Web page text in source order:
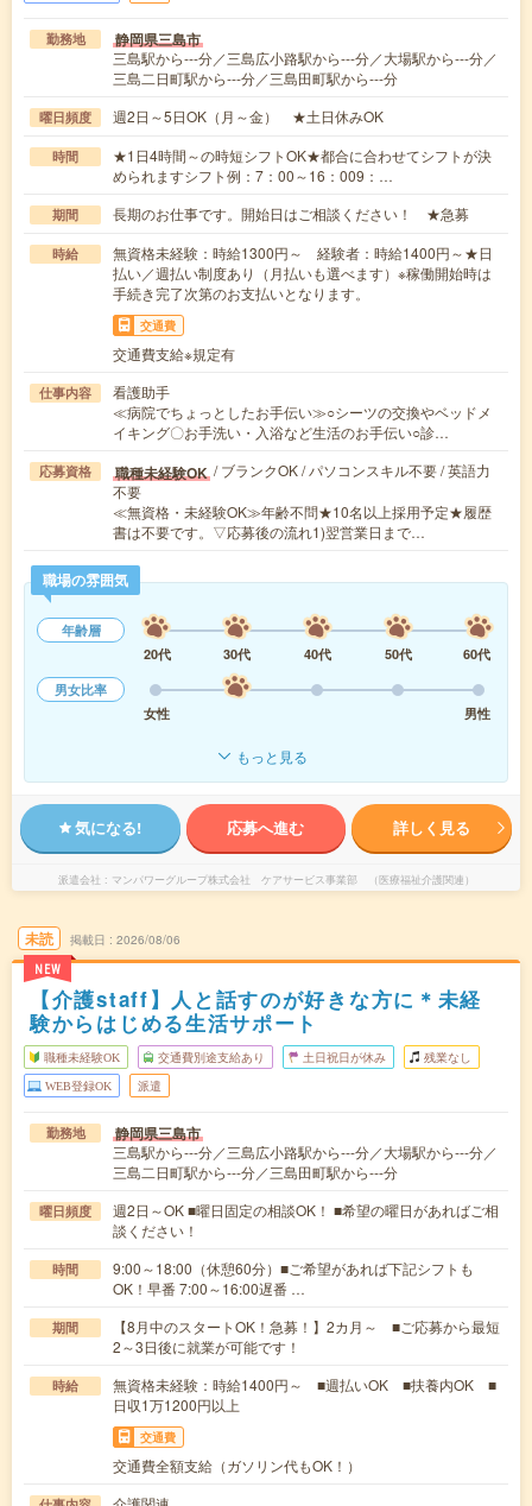
勤務地 静岡県三島市
三島駅から---分／三島広小路駅から---分／大場駅から---分／
三島二日町駅から---分／三島田町駅から---分
曜日頻度 週2日～5日OK（月～金） ★土日休みOK
時間
★1日4時間～の時短シフトOK★都合に合わせてシフトが決
められますシフト例：7：00～16：009：…
期間 長期のお仕事です。開始日はご相談ください！ ★急募
時給
無資格未経験：時給1300円～ 経験者：時給1400円～★日
払い／週払い制度あり（月払いも選べます）※稼働開始時は
手続き完了次第のお支払いとなります。
交通費
交通費支給※規定有
仕事内容
看護助手
≪病院でちょっとしたお手伝い≫○シーツの交換やベッドメ
イキング〇お手洗い・入浴など生活のお手伝い○診…
応募資格 職種未経験OK / ブランクOK / パソコンスキル不要 / 英語力
不要
≪無資格・未経験OK≫年齢不問★10名以上採用予定★履歴
書は不要です。▽応募後の流れ1)翌営業日まで…
職場の雰囲気
年齢層
20代
30代 40代 50代
60代
男女比率
女性
男性
もっと見る
気になる! 応募へ進む 詳しく見る
派遣会社 マンパワーグループ株式会社 ケアサービス事業部 （医療福祉介護関連）
未読
NEW
掲載日 2026/08/06
【介護staff】人と話すのが好きな方に＊未経
験からはじめる生活サポート
職種未経験OK 交通費別途支給あり 土日祝日が休み 残業なし
WEB登録OK 派遣
勤務地 静岡県三島市
三島駅から---分／三島広小路駅から---分／大場駅から---分／
三島二日町駅から---分／三島田町駅から---分
曜日頻度
週2日～OK ■曜日固定の相談OK！ ■希望の曜日があればご相
談ください！
時間
9:00～18:00（休憩60分）■ご希望があれば下記シフトも
OK！早番 7:00～16:00遅番 …
期間
【8月中のスタートOK！急募！】2カ月～ ■ご応募から最短
2～3日後に就業が可能です！
時給
無資格未経験：時給1400円～ ■週払いOK ■扶養内OK ■
日収1万1200円以上
交通費
交通費全額支給（ガソリン代もOK！）